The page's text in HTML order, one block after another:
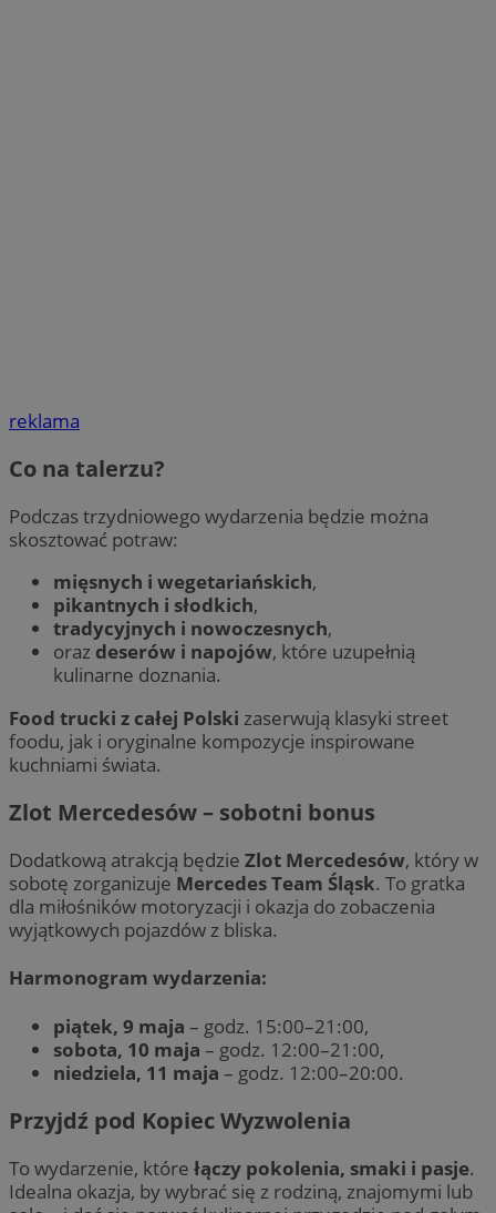
reklama
Co na talerzu?
Podczas trzydniowego wydarzenia będzie można
skosztować potraw:
mięsnych i wegetariańskich,
pikantnych i słodkich,
tradycyjnych i nowoczesnych,
oraz deserów i napojów, które uzupełnią
kulinarne doznania.
Food trucki z całej Polski zaserwują klasyki street
foodu, jak i oryginalne kompozycje inspirowane
kuchniami świata.
Zlot Mercedesów – sobotni bonus
Dodatkową atrakcją będzie Zlot Mercedesów, który w
sobotę zorganizuje Mercedes Team Śląsk. To gratka
dla miłośników motoryzacji i okazja do zobaczenia
wyjątkowych pojazdów z bliska.
Harmonogram wydarzenia:
piątek, 9 maja – godz. 15:00–21:00,
sobota, 10 maja – godz. 12:00–21:00,
niedziela, 11 maja – godz. 12:00–20:00.
Przyjdź pod Kopiec Wyzwolenia
To wydarzenie, które łączy pokolenia, smaki i pasje.
Idealna okazja, by wybrać się z rodziną, znajomymi lub